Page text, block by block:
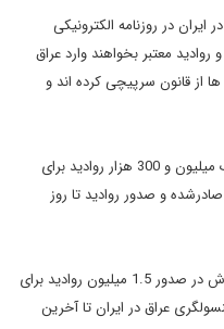
در روزنامه الکترونیکی
روادید معتبر بخواهند وارد عراق
از قانون سرپیچی کرده اند و
وی افزود: تا پایان روز جمعه ششم آذرماه یک میلیون و 300 هزار روادید برای
و صدور روادید تا روز
سفیر عراق در پایان با اشاره به آمادگی کشورش در صدور 1.5 میلیون روادید برای
عراق در ایران تا آخرین